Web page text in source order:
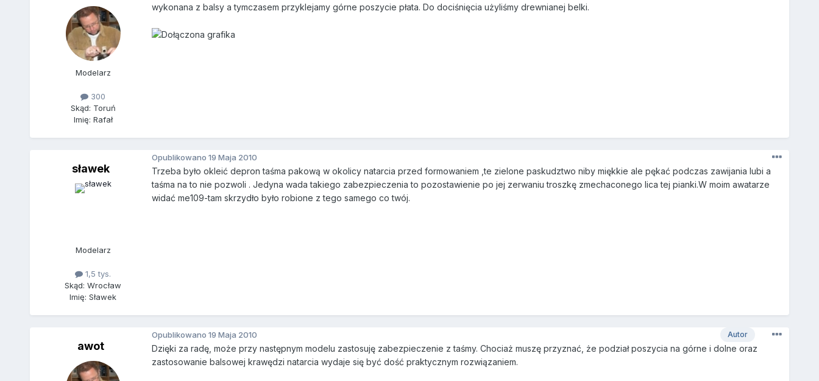
Modelarz
300
Skąd: Toruń
Imię: Rafał
wykonana z balsy a tymczasem przyklejamy górne poszycie płata. Do dociśnięcia użyliśmy drewnianej belki.
sławek
Modelarz
1,5 tys.
Skąd: Wrocław
Imię: Sławek
Opublikowano 19 Maja 2010
Trzeba było okleić depron taśma pakową w okolicy natarcia przed formowaniem ,te zielone paskudztwo niby miękkie ale pękać podczas zawijania lubi a
taśma na to nie pozwoli . Jedyna wada takiego zabezpieczenia to pozostawienie po jej zerwaniu troszkę zmechaconego lica tej pianki.W moim awatarze
widać me109-tam skrzydło było robione z tego samego co twój.
awot
Autor
Opublikowano 19 Maja 2010
Dzięki za radę, może przy następnym modelu zastosuję zabezpieczenie z taśmy. Chociaż muszę przyznać, że podział poszycia na górne i dolne oraz
zastosowanie balsowej krawędzi natarcia wydaje się być dość praktycznym rozwiązaniem.